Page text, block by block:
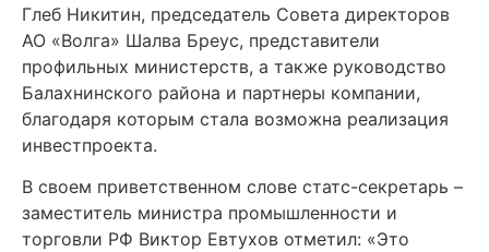
Глеб Никитин, председатель Совета директоров
АО «Волга» Шалва Бреус, представители
профильных министерств, а также руководство
Балахнинского района и партнеры компании,
благодаря которым стала возможна реализация
инвестпроекта.
В своем приветственном слове статс-секретарь –
заместитель министра промышленности и
торговли РФ Виктор Евтухов отметил: «Это